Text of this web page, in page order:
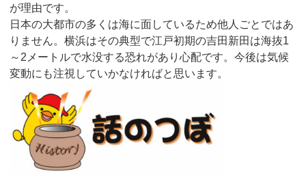
が理由です。
日本の大都市の多くは海に面しているため他人ごとではあ
りません。横浜はその典型で江戸初期の吉田新田は海抜1
～2メートルで水没する恐れがあり心配です。今後は気候
変動にも注視していかなければと思います。